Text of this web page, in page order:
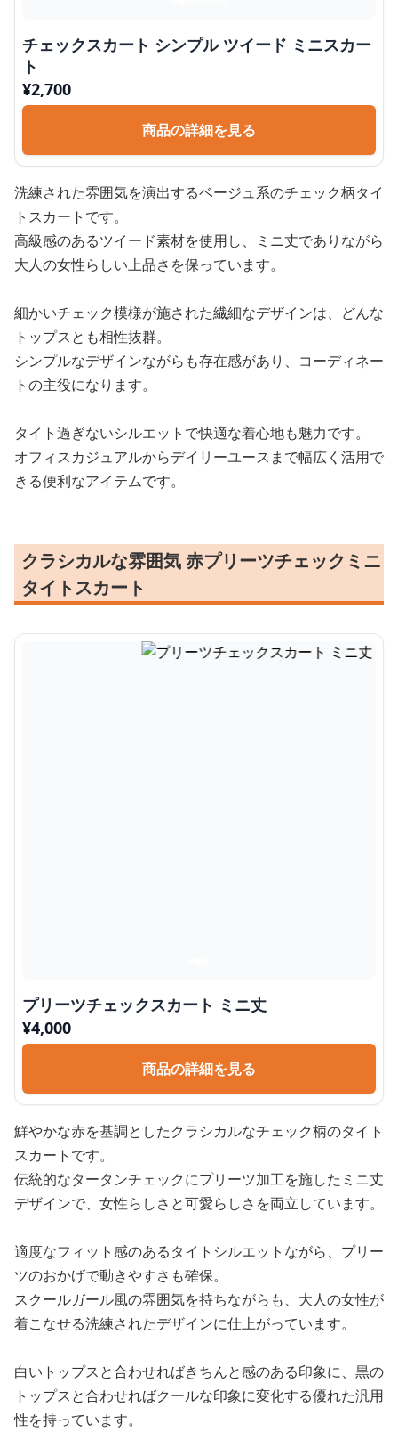
チェックスカート シンプル ツイード ミニスカー
ト
¥2,700
商品の詳細を見る
洗練された雰囲気を演出するベージュ系のチェック柄タイ
トスカートです。
高級感のあるツイード素材を使用し、ミニ丈でありながら
大人の女性らしい上品さを保っています。
細かいチェック模様が施された繊細なデザインは、どんな
トップスとも相性抜群。
シンプルなデザインながらも存在感があり、コーディネー
トの主役になります。
タイト過ぎないシルエットで快適な着心地も魅力です。
オフィスカジュアルからデイリーユースまで幅広く活用で
きる便利なアイテムです。
クラシカルな雰囲気 赤プリーツチェックミニ
タイトスカート
プリーツチェックスカート ミニ丈
¥4,000
商品の詳細を見る
鮮やかな赤を基調としたクラシカルなチェック柄のタイト
スカートです。
伝統的なタータンチェックにプリーツ加工を施したミニ丈
デザインで、女性らしさと可愛らしさを両立しています。
適度なフィット感のあるタイトシルエットながら、プリー
ツのおかげで動きやすさも確保。
スクールガール風の雰囲気を持ちながらも、大人の女性が
着こなせる洗練されたデザインに仕上がっています。
白いトップスと合わせればきちんと感のある印象に、黒の
トップスと合わせればクールな印象に変化する優れた汎用
性を持っています。